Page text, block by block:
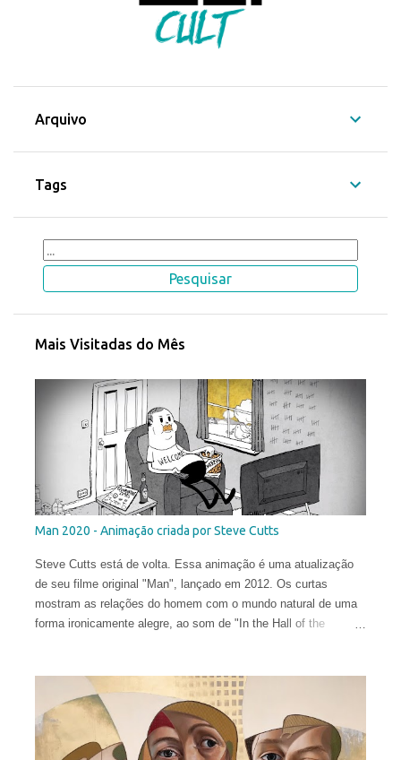
Arquivo
Tags
Mais Visitadas do Mês
Man 2020 - Animação criada por Steve Cutts
Steve Cutts está de volta. Essa animação é uma atualização
de seu filme original "Man", lançado em 2012. Os curtas
mostram as relações do homem com o mundo natural de uma
forma ironicamente alegre, ao som de "In the Hall of the